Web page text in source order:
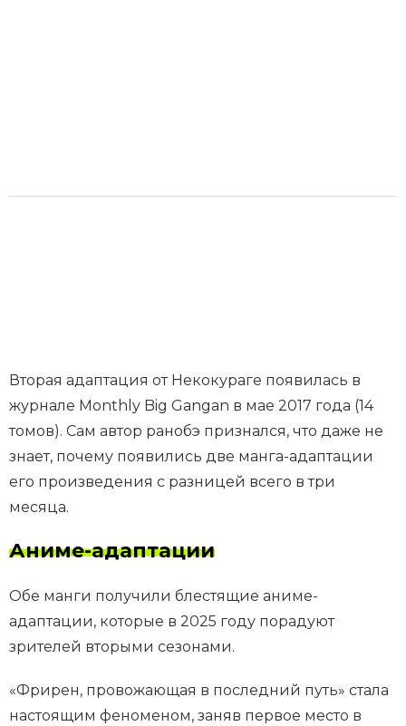
Вторая адаптация от Некокураге появилась в
журнале Monthly Big Gangan в мае 2017 года (14
томов). Сам автор ранобэ признался, что даже не
знает, почему появились две манга-адаптации
его произведения с разницей всего в три
месяца.
Аниме-адаптации
Обе манги получили блестящие аниме-
адаптации, которые в 2025 году порадуют
зрителей вторыми сезонами.
«Фрирен, провожающая в последний путь» стала
настоящим феноменом, заняв первое место в